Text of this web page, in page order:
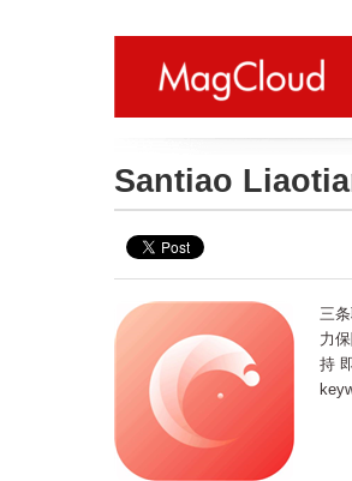
Santiao
三
力
持